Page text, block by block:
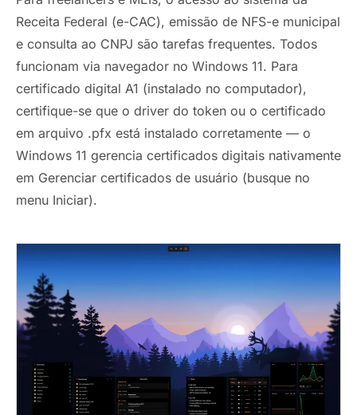
Receita Federal (e-CAC), emissão de NFS-e municipal
e consulta ao CNPJ são tarefas frequentes. Todos
funcionam via navegador no Windows 11. Para
certificado digital A1 (instalado no computador),
certifique-se que o driver do token ou o certificado
em arquivo .pfx está instalado corretamente — o
Windows 11 gerencia certificados digitais nativamente
em Gerenciar certificados de usuário (busque no
menu Iniciar).